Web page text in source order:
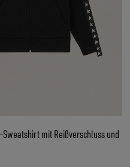
mit Reißverschluss und